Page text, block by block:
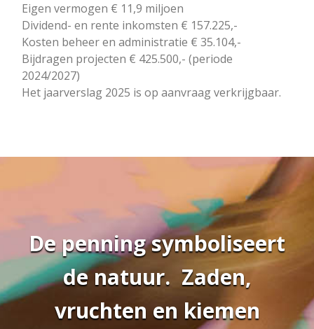
Eigen vermogen € 11,9 miljoen
Dividend- en rente inkomsten € 157.225,-
Kosten beheer en administratie € 35.104,-
Bijdragen projecten € 425.500,- (periode
2024/2027)
Het jaarverslag 2025 is op aanvraag verkrijgbaar.
De penning symboliseert
de natuur. Zaden,
vruchten en kiemen